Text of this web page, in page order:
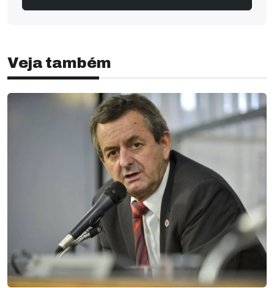
Veja também